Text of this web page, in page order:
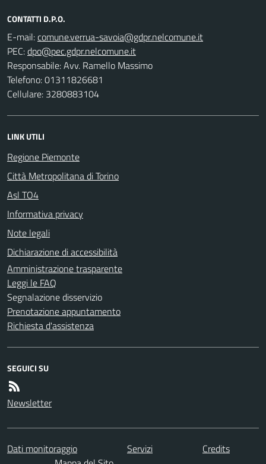
CONTATTI D.P.O.
E-mail:
PEC:
Responsabile: Avv. Ramello Massimo
Telefono: 01311826681
Cellulare: 3280883104
LINK UTILI
Regione Piemonte
Città Metropolitana di Torino
Asl TO4
Informativa privacy
Note legali
Dichiarazione di accessibilità
Amministrazione trasparente
Leggi le FAQ
Segnalazione disservizio
Prenotazione appuntamento
Richiesta d'assistenza
SEGUICI SU
Newsletter
Dati monitoraggio Servizi
Credits